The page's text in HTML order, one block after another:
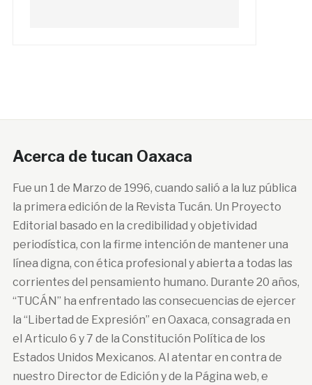
Acerca de tucan Oaxaca
Fue un 1 de Marzo de 1996, cuando salió a la luz pública
la primera edición de la Revista Tucán. Un Proyecto
Editorial basado en la credibilidad y objetividad
periodística, con la firme intención de mantener una
línea digna, con ética profesional y abierta a todas las
corrientes del pensamiento humano. Durante 20 años,
“TUCÁN” ha enfrentado las consecuencias de ejercer
la “Libertad de Expresión” en Oaxaca, consagrada en
el Articulo 6 y 7 de la Constitución Política de los
Estados Unidos Mexicanos. Al atentar en contra de
nuestro Director de Edición y de la Página web, e